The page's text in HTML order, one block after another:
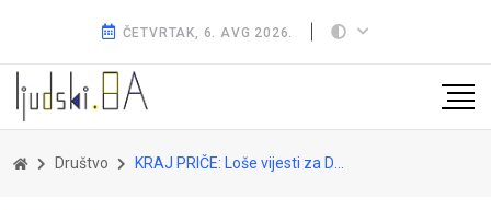
ČETVRTAK, 6. AVG 2026.
Društvo KRAJ PRIČE: Loše vijesti za Dodika stigle iz Strasbourga